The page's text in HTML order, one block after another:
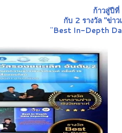
ก้าวสู่ปี
กับ 2 รางวัล "ข่าว
"Best In-Depth